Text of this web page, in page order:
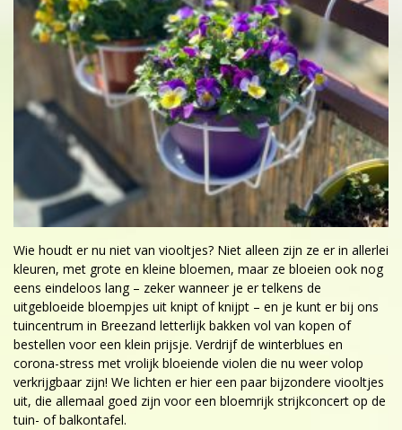
Wie houdt er nu niet van viooltjes? Niet alleen zijn ze er in allerlei
kleuren, met grote en kleine bloemen, maar ze bloeien ook nog
eens eindeloos lang – zeker wanneer je er telkens de
uitgebloeide bloempjes uit knipt of knijpt – en je kunt er bij ons
tuincentrum in Breezand letterlijk bakken vol van kopen of
bestellen voor een klein prijsje. Verdrijf de winterblues en
corona-stress met vrolijk bloeiende violen die nu weer volop
verkrijgbaar zijn! We lichten er hier een paar bijzondere viooltjes
uit, die allemaal goed zijn voor een bloemrijk strijkconcert op de
tuin- of balkontafel.